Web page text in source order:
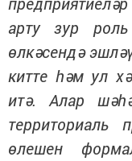
арту зур
өлкәсендә
китте һәм ул
итә. Алар
территориаль
өлешен